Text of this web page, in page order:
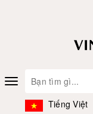
Toggle
navigation
Tiếng Việt